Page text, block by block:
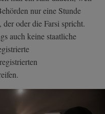
nur eine Stunde
oder die Farsi spricht.
auch keine staatliche